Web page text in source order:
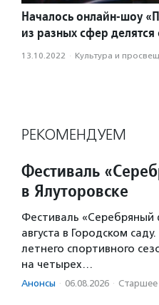
Началось онлайн-шоу
из разных сфер делятся
13.10.2022 · Культура и
РЕКОМЕНДУЕМ
Фестиваль
в Ялуторовске
Фестиваль «Серебряный
августа в Городском
летнего спортивного
на четырех…
Анонсы · 06.08.2026 · Старшее